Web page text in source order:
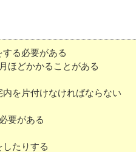
する必要がある
ほどかかることがある
内を片付けなければならない
要がある
したりする